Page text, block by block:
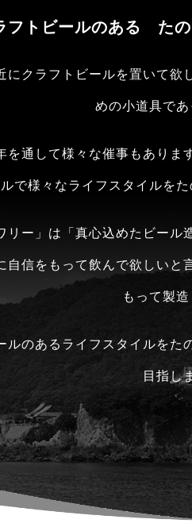
フトビールのある た
にクラフトビールを置いて欲
めの小道具であ
を通して様々な催事もありま
で様々なライフスタイルを
リー」は「真心込めたビー
自信をもって飲んで欲しい
もって製造
ルのあるライフスタイルを
目指し